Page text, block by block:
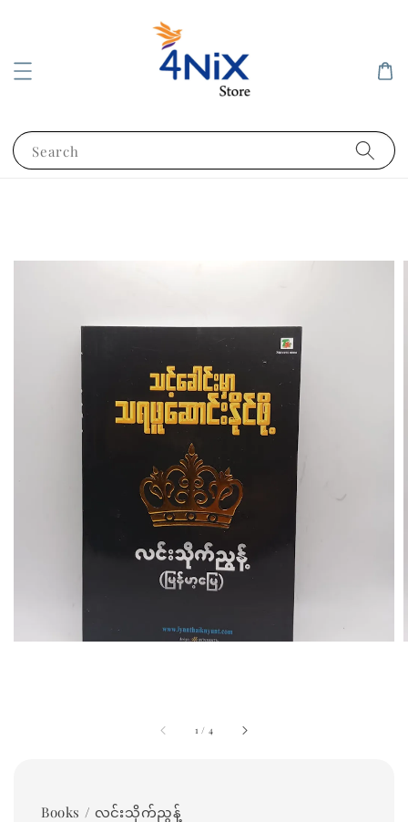
Search
1 / 4
Books / လင်းသိုက်ညွန့်